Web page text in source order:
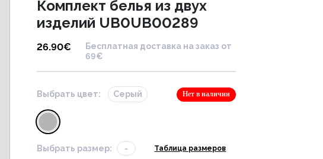
Комплект белья из двух
изделий UB0UB00289
26.90€
Бесплатная доставка на заказ от
69€
Выбрать цвет: Серый Нет в наличии
Выбрать размер: - Таблица размеров